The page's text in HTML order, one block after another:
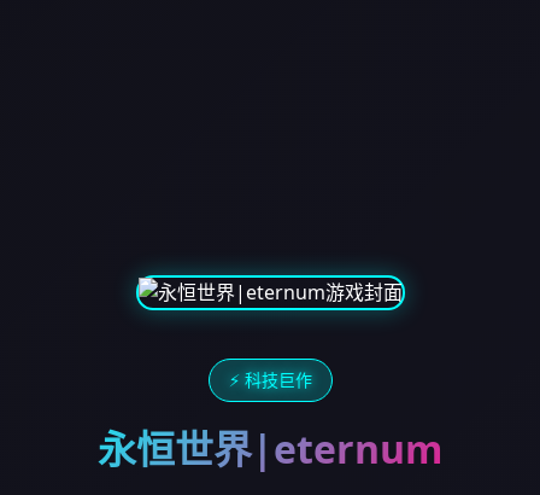
⚡ 科技巨作
永恒世界|eternum